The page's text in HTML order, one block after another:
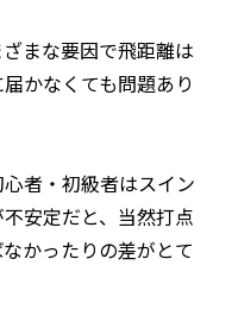
まな要因で飛距離は
かなくても問題あり
者・初級者はスイン
安定だと、当然打点
かったりの差がとて